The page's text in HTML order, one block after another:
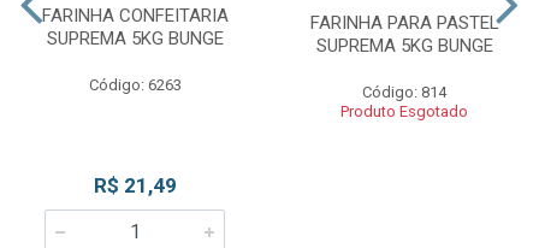
FARINHA CONFEITARIA
SUPREMA 5KG BUNGE
Código: 6263
R$ 21,49
FARINHA PARA PASTEL
SUPREMA 5KG BUNGE
Código: 814
Produto Esgotado